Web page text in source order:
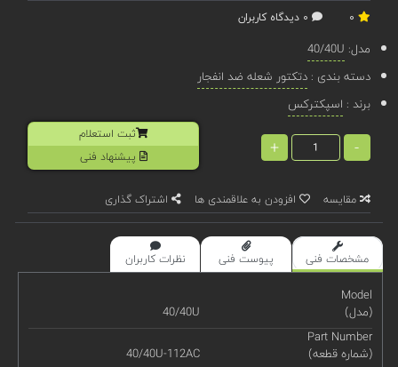
مدل: 40/40U
دسته بندی :دتکتور شعله ضد انفجار
برند : اسپکترکس
-
+
ثبت استعلام
پیشنهاد فنی
مقایسه افزودن به علاقمندی ها اشتراک گذاری
مشخصات فنی پیوست فنی نظرات کاربران
Model
(مدل)
40/40U
Part Number
(شماره قطعه)
40/40U-112AC